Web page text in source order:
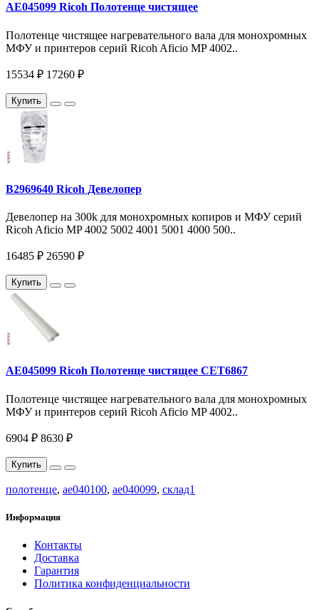
AE045099 Ricoh Полотенце чистящее
Полотенце чистящее нагревательного вала для монохромных
МФУ и принтеров серий Ricoh Aficio MP 4002..
15534 ₽ 17260 ₽
Купить
B2969640 Ricoh Девелопер
Девелопер на 300k для монохромных копиров и МФУ серий
Ricoh Aficio MP 4002 5002 4001 5001 4000 500..
16485 ₽ 26590 ₽
Купить
AE045099 Ricoh Полотенце чистящее CET6867
Полотенце чистящее нагревательного вала для монохромных
МФУ и принтеров серий Ricoh Aficio MP 4002..
6904 ₽ 8630 ₽
Купить
полотенце, ae040100, ae040099, склад1
Информация
Контакты
Доставка
Гарантия
Политика конфиденциальности